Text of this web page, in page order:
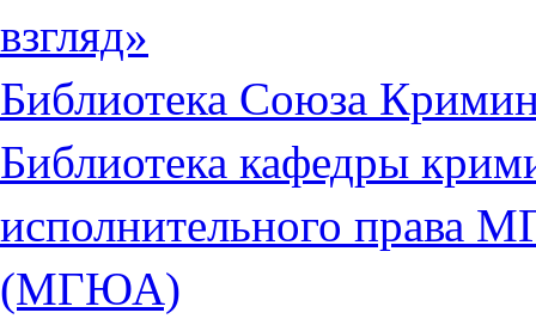
взгляд»
Библиотека Союза
Библиотека кафедры
исполнительного
(МГЮА)